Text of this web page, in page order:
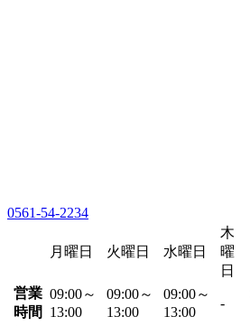
0561-54-2234
月曜日 火曜日 水曜日
木
曜
日
営業
時間
09:00～
13:00
09:00～
13:00
09:00～
13:00
-